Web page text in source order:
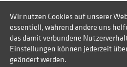
Wir nutzen Cookies auf unserer
essentiell, während andere uns
das damit verbundene
Einstellungen können jederzeit
geändert werden.